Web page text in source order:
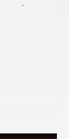
-